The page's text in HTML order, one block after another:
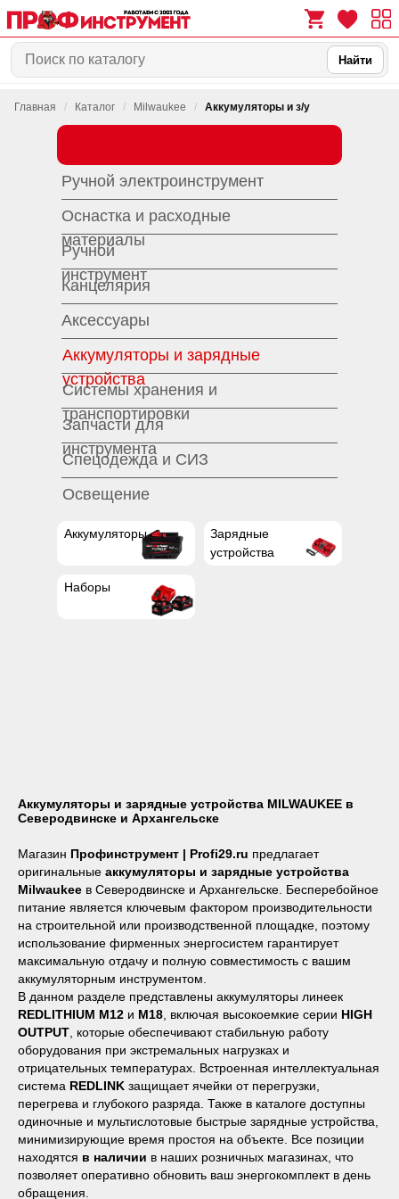
0
Найти
Главная / Каталог / Milwaukee / Аккумуляторы и з/у
Ручной электроинструмент
Ручной
инструмент
Запчасти для
инструмента
Оснастка и расходные
материалы
Канцелярия
Спецодежда и СИЗ
Аккумуляторы и зарядные
устройства
Системы хранения и
транспортировки
Освещение
Аксессуары
Наборы
Зарядные
устройства
Аккумуляторы
Аккумуляторы и зарядные устройства MILWAUKEE в
Северодвинске и Архангельске
Магазин Профинструмент | Profi29.ru предлагает
оригинальные аккумуляторы и зарядные устройства
Milwaukee в Северодвинске и Архангельске. Бесперебойное
питание является ключевым фактором производительности
на строительной или производственной площадке, поэтому
использование фирменных энергосистем гарантирует
максимальную отдачу и полную совместимость с вашим
аккумуляторным инструментом.
В данном разделе представлены аккумуляторы линеек
REDLITHIUM M12 и M18 , включая высокоемкие серии HIGH
OUTPUT , которые обеспечивают стабильную работу
оборудования при экстремальных нагрузках и
отрицательных температурах. Встроенная интеллектуальная
система REDLINK защищает ячейки от перегрузки,
перегрева и глубокого разряда. Также в каталоге доступны
одиночные и мультислотовые быстрые зарядные устройства,
минимизирующие время простоя на объекте. Все позиции
находятся в наличии в наших розничных магазинах, что
позволяет оперативно обновить ваш энергокомплект в день
обращения.
Наши магазины
Архангельск, Урицкого 50 к.1
Северодвинск, Ломоносова 85к2
Северодвинск, Никольская 7 к.1
Ежедневно с 09:00 Пн - Пт до 19:00
Сб до 17:00
Вс до 16:00
Пн - Пт 09:00 - 19:00
Сб - Вс 10:00 - 18:00
Пн - Пт 09:00 - 19:00
Сб - Вс 10:00 - 18:00
+ 7 (8184) 50-11-21
+ 7 (911) 562-83-03
+ 7 (8182) 44-25-40